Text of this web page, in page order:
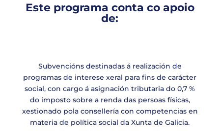
Este programa conta co apoio
de:
Subvencións destinadas á realización de
programas de interese xeral para fins de carácter
social, con cargo á asignación tributaria do 0,7 %
do imposto sobre a renda das persoas físicas,
xestionado pola consellería con competencias en
materia de política social da Xunta de Galicia.